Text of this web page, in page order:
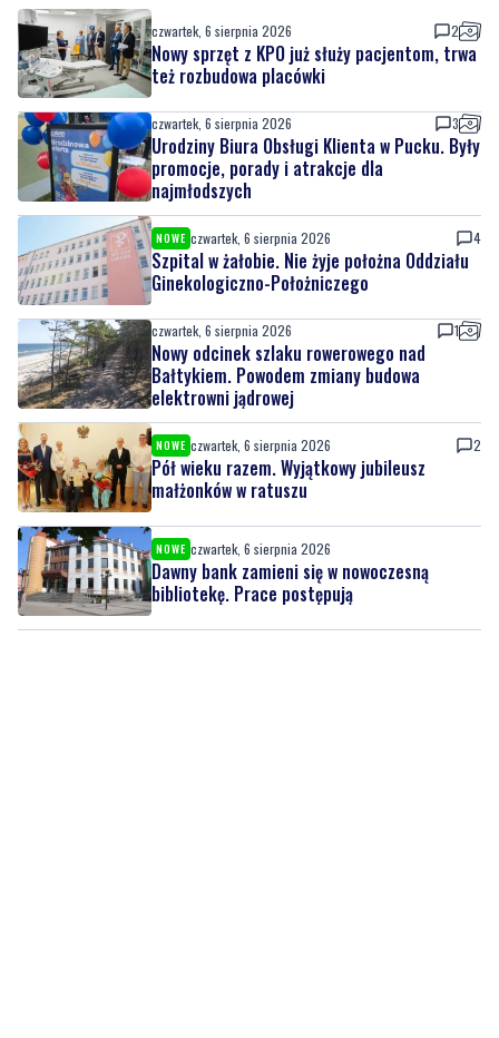
czwartek, 6 sierpnia 2026 2
Nowy sprzęt z KPO już służy pacjentom, trwa
też rozbudowa placówki
czwartek, 6 sierpnia 2026 3
Urodziny Biura Obsługi Klienta w Pucku. Były
promocje, porady i atrakcje dla
najmłodszych
NOWE czwartek, 6 sierpnia 2026 4
Szpital w żałobie. Nie żyje położna Oddziału
Ginekologiczno-Położniczego
czwartek, 6 sierpnia 2026 1
Nowy odcinek szlaku rowerowego nad
Bałtykiem. Powodem zmiany budowa
elektrowni jądrowej
NOWE czwartek, 6 sierpnia 2026 2
Pół wieku razem. Wyjątkowy jubileusz
małżonków w ratuszu
NOWE czwartek, 6 sierpnia 2026
Dawny bank zamieni się w nowoczesną
bibliotekę. Prace postępują